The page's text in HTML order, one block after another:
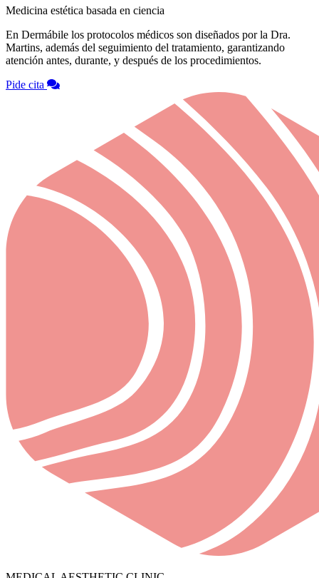
Medicina estética basada en ciencia
En Dermábile los protocolos médicos son diseñados por la Dra.
Martins, además del seguimiento del tratamiento, garantizando
atención antes, durante, y después de los procedimientos.
Pide cita